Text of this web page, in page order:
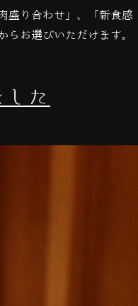
盛り合わせ」、「新食感
お選びいただけます。
た